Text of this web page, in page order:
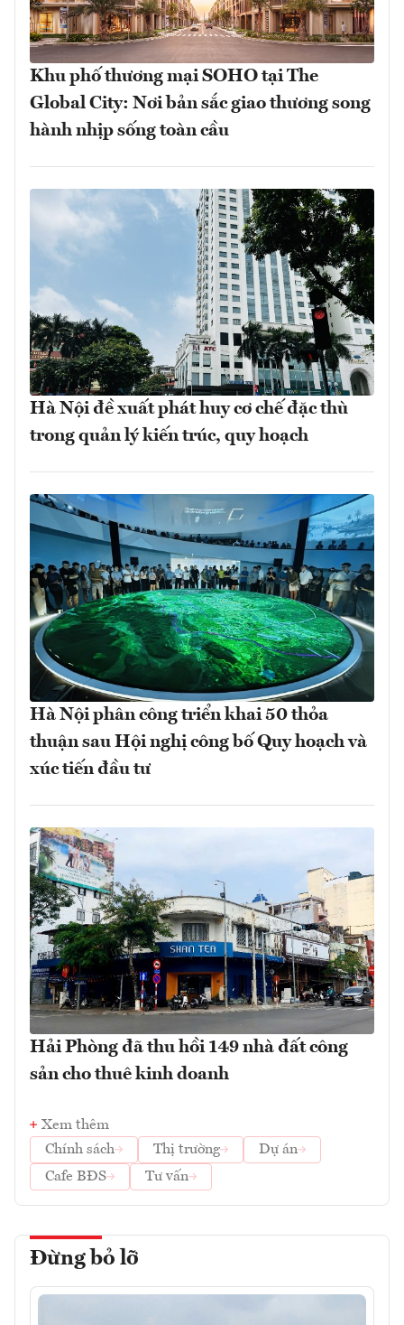
Khu phố thương mại SOHO tại The
Global City: Nơi bản sắc giao thương song
hành nhịp sống toàn cầu
Hà Nội đề xuất phát huy cơ chế đặc thù
trong quản lý kiến trúc, quy hoạch
Hà Nội phân công triển khai 50 thỏa
thuận sau Hội nghị công bố Quy hoạch và
xúc tiến đầu tư
Hải Phòng đã thu hồi 149 nhà đất công
sản cho thuê kinh doanh
Xem thêm
Chính sách
Thị trường
Dự án
Cafe BĐS
Tư vấn
Đừng bỏ lỡ